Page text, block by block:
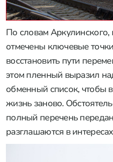
По словам
отмечены ключевые
восстановить пути
этом пленный выразил
обменный список, чтобы
жизнь заново.
полный перечень
разглашаются в